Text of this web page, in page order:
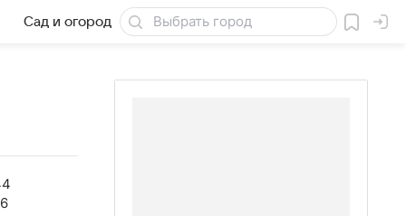
Сад и огород Товары для дачи